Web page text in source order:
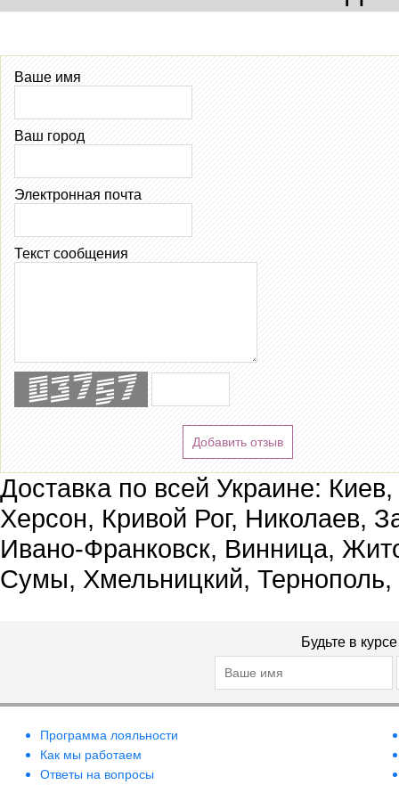
Ваше имя
Ваш город
Электронная почта
Текст сообщения
Добавить отзыв
Доставка по всей Украине:
Херсон, Кривой Рог, Николаев,
Ивано-Франковск, Винница,
Сумы, Хмельницкий, Тернополь,
Будьте в
Программа лояльности
Как мы работаем
Ответы на вопросы